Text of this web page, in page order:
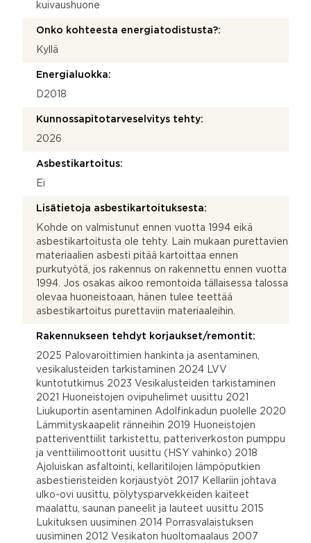
kuivaushuone
Onko kohteesta energiatodistusta?:
Kyllä
Energialuokka:
D2018
Kunnossapitotarveselvitys tehty:
2026
Asbestikartoitus:
Ei
Lisätietoja asbestikartoituksesta:
Kohde on valmistunut ennen vuotta 1994 eikä
asbestikartoitusta ole tehty. Lain mukaan purettavien
materiaalien asbesti pitää kartoittaa ennen
purkutyötä, jos rakennus on rakennettu ennen vuotta
1994. Jos osakas aikoo remontoida tällaisessa talossa
olevaa huoneistoaan, hänen tulee teettää
asbestikartoitus purettaviin materiaaleihin.
Rakennukseen tehdyt korjaukset/remontit:
2025 Palovaroittimien hankinta ja asentaminen,
vesikalusteiden tarkistaminen 2024 LVV
kuntotutkimus 2023 Vesikalusteiden tarkistaminen
2021 Huoneistojen ovipuhelimet uusittu 2021
Liukuportin asentaminen Adolfinkadun puolelle 2020
Lämmityskaapelit ränneihin 2019 Huoneistojen
patteriventtiilit tarkistettu, patteriverkoston pumppu
ja venttiilimoottorit uusittu (HSY vahinko) 2018
Ajoluiskan asfaltointi, kellaritilojen lämpöputkien
asbestieristeiden korjaustyöt 2017 Kellariin johtava
ulko-ovi uusittu, pölytysparvekkeiden kaiteet
maalattu, saunan paneelit ja lauteet uusittu 2015
Lukituksen uusiminen 2014 Porrasvalaistuksen
uusiminen 2012 Vesikaton huoltomaalaus 2007